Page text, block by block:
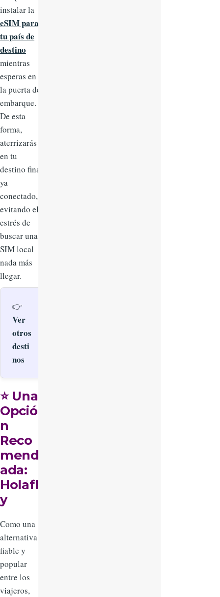
instalar la
eSIM para
tu país de
destino
mientras
esperas en
la puerta de
embarque.
De esta
forma,
aterrizarás
en tu
destino final
ya
conectado,
evitando el
estrés de
buscar una
SIM local
nada más
llegar.
👉
Ver
otros
desti
nos
⭐Una
Opció
n
Reco
mend
ada:
Holafl
y
Como una
alternativa
fiable y
popular
entre los
viajeros,